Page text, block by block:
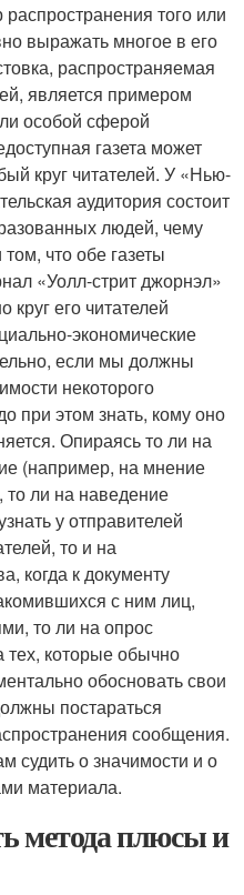
того или
выражать многое в его
распространяемая
является примером
особой сферой
газета может
круг читателей. У «Нью-
аудитория состоит
людей, чему
что обе газеты
«Уолл-стрит джорнэл»
его читателей
экономические
если мы должны
некоторого
при этом знать, кому оно
Опираясь то ли на
(например, на мнение
ли на наведение
у отправителей
то и на
когда к документу
с ним лиц,
то ли на опрос
тех, которые обычно
обосновать свои
постараться
сообщения.
судить о значимости и о
материала.
метода плюсы и